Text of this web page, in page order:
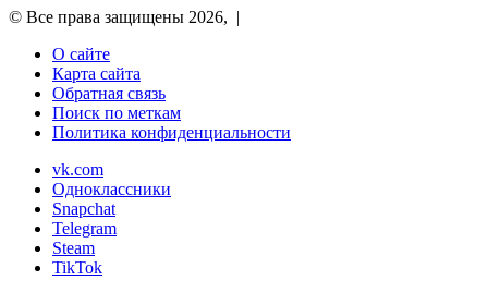
© Все права защищены 2026, |
О сайте
Карта сайта
Обратная связь
Поиск по меткам
Политика конфиденциальности
vk.com
Одноклассники
Snapchat
Telegram
Steam
TikTok